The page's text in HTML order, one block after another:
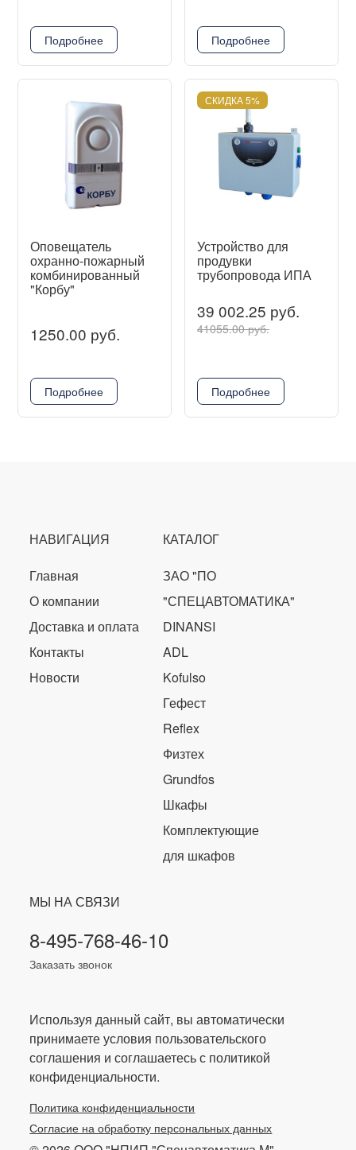
Подробнее Подробнее
Оповещатель
охранно-пожарный
комбинированный
"Корбу"
1250.00 руб.
Подробнее
СКИДКА 5%
Устройство для
продувки
трубопровода ИПА
39 002.25 руб.
41055.00 руб.
Подробнее
НАВИГАЦИЯ
Главная
О компании
Доставка и оплата
Контакты
Новости
КАТАЛОГ
ЗАО "ПО
"СПЕЦАВТОМАТИКА"
DINANSI
ADL
Kofulso
Гефест
Reflex
Физтех
Grundfos
Шкафы
Комплектующие
для шкафов
МЫ НА СВЯЗИ
8-495-768-46-10
Заказать звонок
Используя данный сайт, вы автоматически
принимаете условия пользовательского
соглашения и соглашаетесь с политикой
конфиденциальности.
Политика конфиденциальности
Согласие на обработку персональных данных